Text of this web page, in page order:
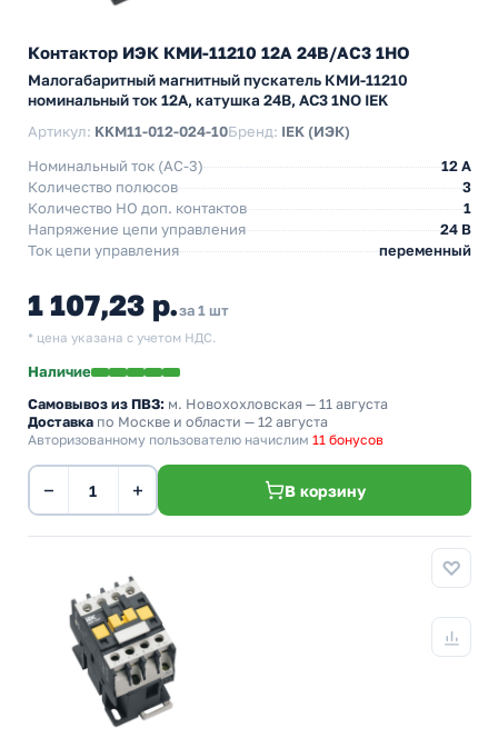
Контактор ИЭК КМИ-11210 12А 24В/АС3 1НО
Малогабаритный магнитный пускатель КМИ-11210
номинальный ток 12А, катушка 24В, АС3 1NO IEK
Артикул: KKM11-012-024-10Бренд: IEK (ИЭК)
Номинальный ток (АС-3)
12 A
Количество полюсов
3
Количество НO доп. контактов
1
Напряжение цепи управления
24 В
Ток цепи управления
переменный
1 107,23 р.за 1 шт
* цена указана с учетом НДС.
Наличие
Самовывоз из ПВЗ: м. Новохохловская — 11 августа
Доставка по Москве и области — 12 августа
Авторизованному пользователю начислим 11 бонусов
− + В корзину